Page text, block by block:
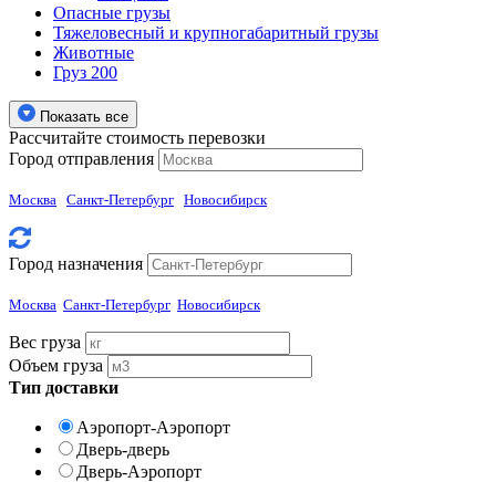
Опасные грузы
Тяжеловесный и крупногабаритный грузы
Животные
Груз 200
Показать все
Рассчитайте стоимость перевозки
Город отправления
Москва Санкт-Петербург Новосибирск
Город назначения
Москва Санкт-Петербург Новосибирск
Вес груза
Объем груза
Тип доставки
Аэропорт-Аэропорт
Дверь-дверь
Дверь-Аэропорт